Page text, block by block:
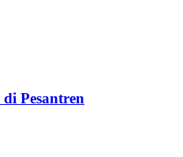
Pesantren